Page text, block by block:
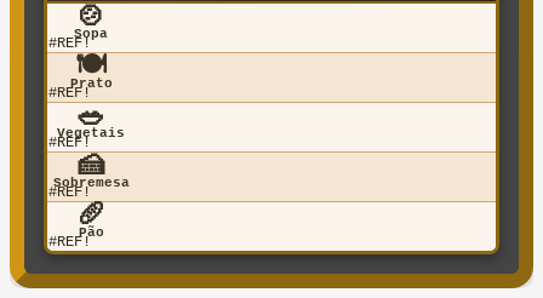
🍲
Sopa
#REF!
🍽️
Prato
#REF!
🥗
Vegetais
#REF!
🍰
Sobremesa
#REF!
🥖
Pão
#REF!